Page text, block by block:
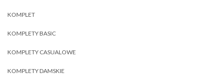
KOMPLET
KOMPLETY BASIC
KOMPLETY CASUALOWE
KOMPLETY DAMSKIE